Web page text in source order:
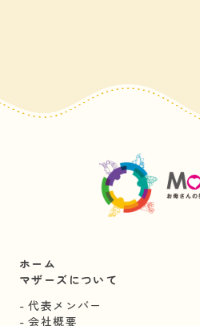
ホーム
マザーズについて
代表メンバー
会社概要